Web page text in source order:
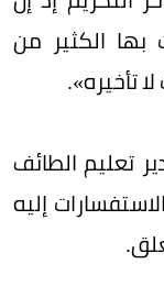
بها الكثير من
تأخيره».
تعليم الطائف
إليه